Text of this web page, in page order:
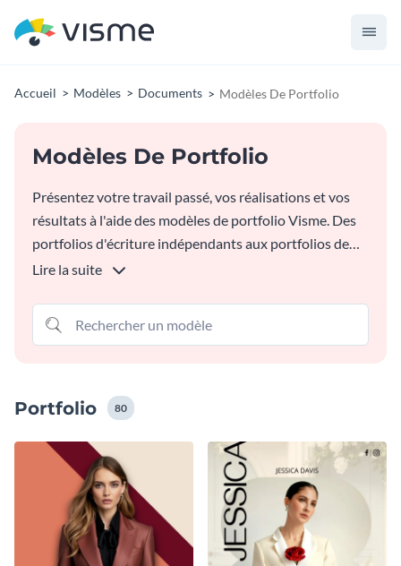
Accueil Modèles Documents Modèles De Portfolio
Modèles De Portfolio
Présentez votre travail passé, vos réalisations et vos
résultats à l'aide des modèles de portfolio Visme. Des
portfolios d'écriture indépendants aux portfolios de
marketing, de photographie, de design d'intérieur et de
convient le mieux à vos besoins dans notre
bibliothèque de modèles. Choisissez un modèle que
Lire la suite
Portfolio 80